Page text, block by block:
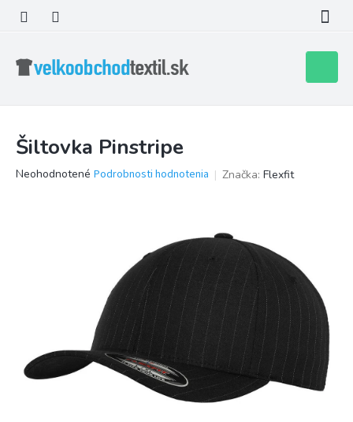
obsah
košík
Šiltovka Pinstripe
Priemerné
Neohodnotené Podrobnosti hodnotenia Značka: Flexfit